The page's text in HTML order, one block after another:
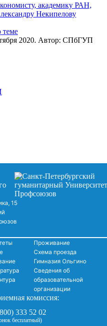
академику РАН,
Некипелову
теме
2020. Автор: СПбГУП
15
Проживание
Схема проезда
Гимназия Ольгино
Сведения об
образовательной
организации
комиссия:
333 52 02
бесплатный)